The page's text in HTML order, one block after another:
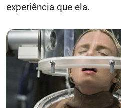
experiência que ela.